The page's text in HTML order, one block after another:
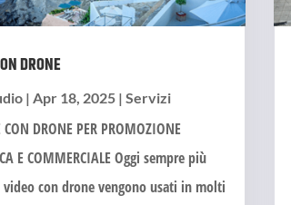
DRONE
|Apr 18, 2025 |Servizi
CON DRONE PER PROMOZIONE
E COMMERCIALE Oggi sempre più
video con drone vengono usati in molti